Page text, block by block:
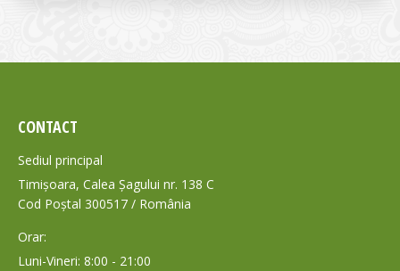
CONTACT
Sediul principal
Timișoara, Calea Șagului nr. 138 C
Cod Poștal 300517 / România
Orar:
Luni-Vineri: 8:00 - 21:00